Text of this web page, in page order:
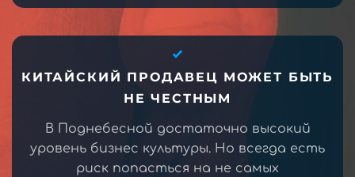
КИТАЙСКИЙ ПРОДАВЕЦ МОЖЕТ БЫТЬ
НЕ ЧЕСТНЫМ
В Поднебесной достаточно высокий
уровень бизнес культуры. Но всегда есть
риск попасться на не самых